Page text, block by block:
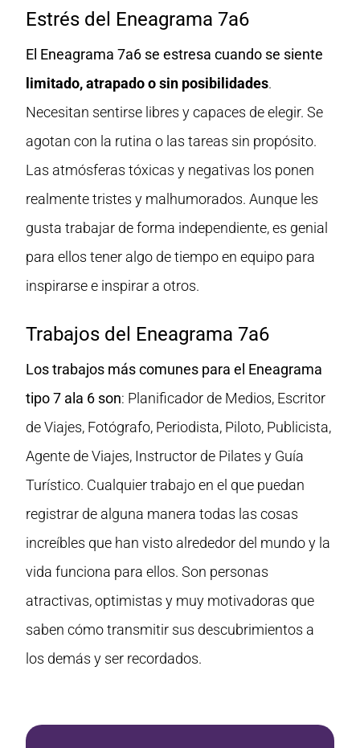
Estrés del Eneagrama 7a6
El Eneagrama 7a6 se estresa cuando se siente
limitado, atrapado o sin posibilidades.
Necesitan sentirse libres y capaces de elegir. Se
agotan con la rutina o las tareas sin propósito.
Las atmósferas tóxicas y negativas los ponen
realmente tristes y malhumorados. Aunque les
gusta trabajar de forma independiente, es genial
para ellos tener algo de tiempo en equipo para
inspirarse e inspirar a otros.
Trabajos del Eneagrama 7a6
Los trabajos más comunes para el Eneagrama
tipo 7 ala 6 son: Planificador de Medios, Escritor
de Viajes, Fotógrafo, Periodista, Piloto, Publicista,
Agente de Viajes, Instructor de Pilates y Guía
Turístico. Cualquier trabajo en el que puedan
registrar de alguna manera todas las cosas
increíbles que han visto alrededor del mundo y la
vida funciona para ellos. Son personas
atractivas, optimistas y muy motivadoras que
saben cómo transmitir sus descubrimientos a
los demás y ser recordados.